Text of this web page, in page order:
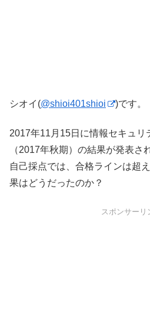
シオイ(@shioi401shioi )です。
2017年11月15日に情報セキュリ
（2017年秋期）の結果が発表さ
自己採点では、合格ラインは超
果はどうだったのか？
スポンサーリ